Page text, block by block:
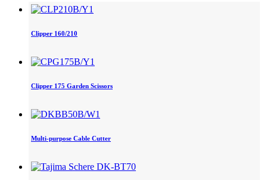
Clipper 160/210
Clipper 175 Garden Scissors
Multi-purpose Cable Cutter